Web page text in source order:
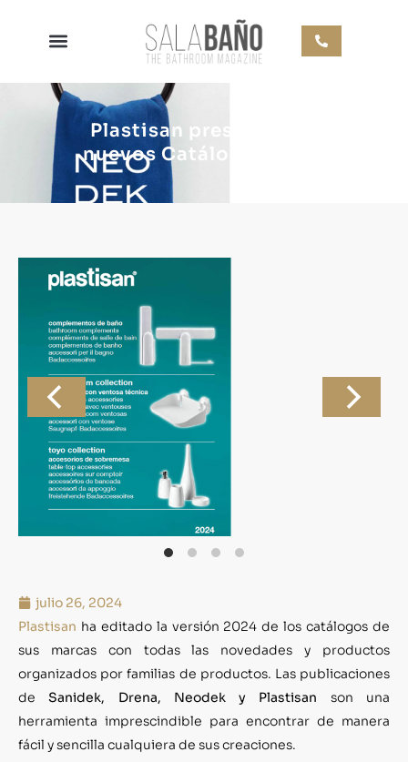
Plastisan presenta sus
nuevos Catálogos 2024
julio 26, 2024
Plastisan ha editado la versión 2024 de los catálogos de
sus marcas con todas las novedades y productos
organizados por familias de productos. Las publicaciones
deSanidek, Drena, Neodek y Plastisan son una
herramienta imprescindible para encontrar de manera
fácil y sencilla cualquiera de sus creaciones.